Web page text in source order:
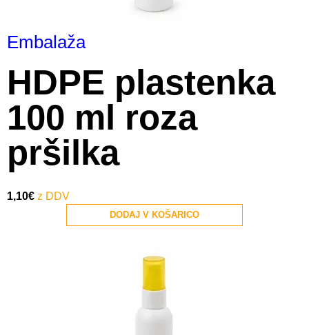
Embalaža
HDPE plastenka
100 ml roza
pršilka
1,10€
DODAJ V KOŠARICO